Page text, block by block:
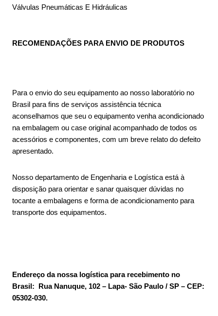
Válvulas Pneumáticas E Hidráulicas
RECOMENDAÇÕES PARA ENVIO DE PRODUTOS
Para o envio do seu equipamento ao nosso laboratório no
Brasil para fins de serviços assistência técnica
aconselhamos que seu o equipamento venha acondicionado
na embalagem ou case original acompanhado de todos os
acessórios e componentes, com um breve relato do defeito
apresentado.
Nosso departamento de Engenharia e Logística está à
disposição para orientar e sanar quaisquer dúvidas no
tocante a embalagens e forma de acondicionamento para
transporte dos equipamentos.
Endereço da nossa logística para recebimento no
Brasil: Rua Nanuque, 102 – Lapa- São Paulo / SP – CEP:
05302-030.